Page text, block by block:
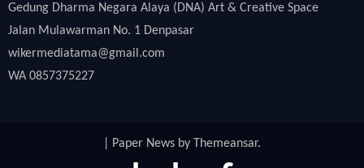
Gedung Dharma Negara Alaya (DNA) Art & Creative Space
Jalan Mulawarman No. 1 Denpasar
wikermediatama@gmail.com
WA 0857375227
Paper News by Themeansar.